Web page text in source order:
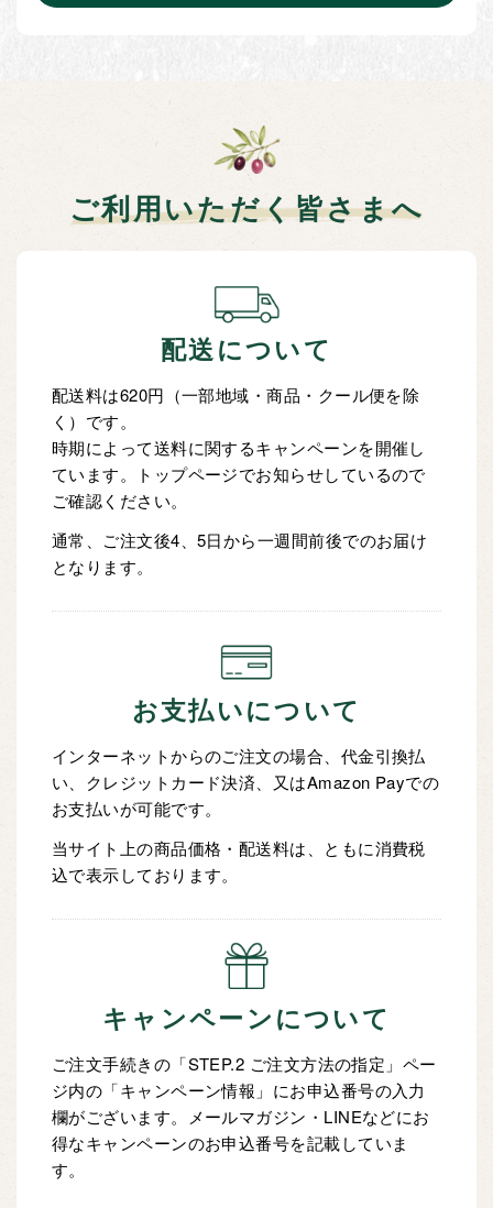
ご利用いただく皆さまへ
配送について
配送料は620円（一部地域・商品・クール便を除
く）です。
時期によって送料に関するキャンペーンを開催し
ています。トップページでお知らせしているので
ご確認ください。
通常、ご注文後4、5日から一週間前後でのお届け
となります。
お支払いについて
インターネットからのご注文の場合、代金引換払
い、クレジットカード決済、又はAmazon Payでの
お支払いが可能です。
当サイト上の商品価格・配送料は、ともに消費税
込で表示しております。
キャンペーンについて
ご注文手続きの「STEP.2 ご注文方法の指定」ペー
ジ内の「キャンペーン情報」にお申込番号の入力
欄がございます。メールマガジン・LINEなどにお
得なキャンペーンのお申込番号を記載していま
す。